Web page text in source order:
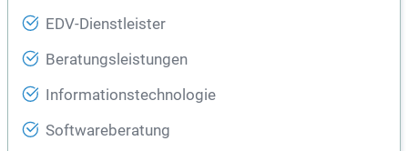
EDV-Dienstleister
Beratungsleistungen
Informationstechnologie
Softwareberatung